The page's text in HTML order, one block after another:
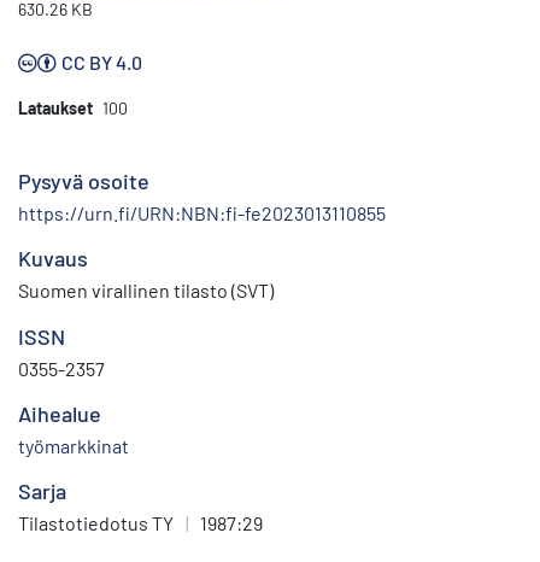
630.26 KB
CC BY 4.0
Lataukset 100
Pysyvä osoite
https://urn.fi/URN:NBN:fi-fe2023013110855
Kuvaus
Suomen virallinen tilasto (SVT)
ISSN
0355-2357
Aihealue
työmarkkinat
Sarja
Tilastotiedotus TY | 1987:29